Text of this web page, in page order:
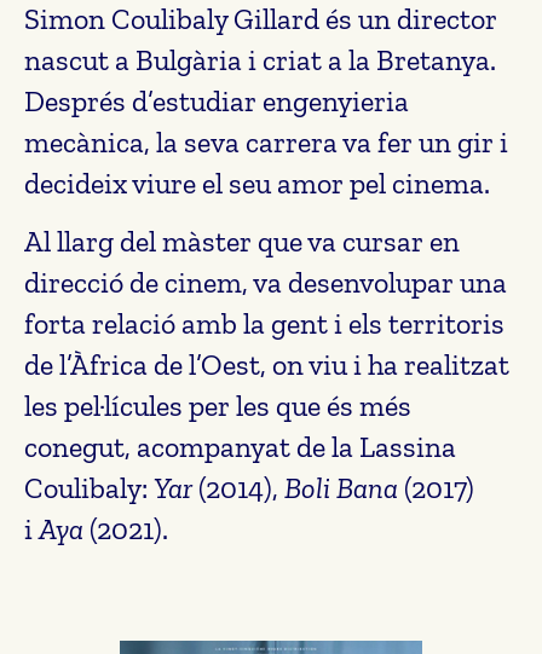
Simon Coulibaly Gillard és un director
nascut a Bulgària i criat a la Bretanya.
Després d’estudiar engenyieria
mecànica, la seva carrera va fer un gir i
decideix viure el seu amor pel cinema.
Al llarg del màster que va cursar en
direcció de cinem, va desenvolupar una
forta relació amb la gent i els territoris
de l’Àfrica de l’Oest, on viu i ha realitzat
les pel·lícules per les que és més
conegut, acompanyat de la Lassina
Coulibaly: Yar(2014), Boli Bana (2017)
iAya (2021).